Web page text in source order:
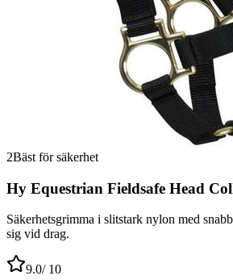
2Bäst för säkerhet
Hy Equestrian Fieldsafe Head
Säkerhetsgrimma i slitstark nylon med
sig vid drag.
9.0/ 10